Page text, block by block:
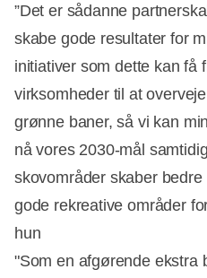
”Det er sådanne
skabe gode resultater for
initiativer som dette kan få
virksomheder til at
grønne baner, så vi kan
nå vores 2030-mål
skovområder skaber
gode rekreative områder
hun
"Som en afgørende ekstra